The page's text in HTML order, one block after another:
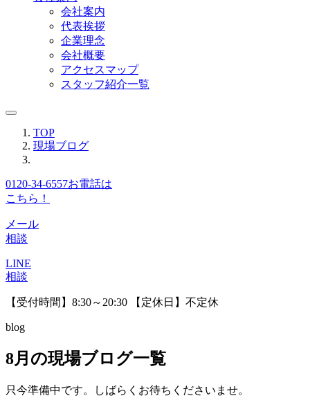
会社案内
代表挨拶
企業理念
会社概要
アクセスマップ
スタッフ紹介一覧
TOP
現場ブログ
0120-34-6557お電話は
こちら！
メール
相談
LINE
相談
【受付時間】8:30～20:30 【定休日】不定休
blog
8月の現場ブログ一覧
只今準備中です。しばらくお待ちくださいませ。